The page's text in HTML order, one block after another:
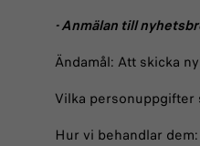
- Anmälan till
Ändamål: Att skicka
Vilka personuppgifter
Hur vi behandlar